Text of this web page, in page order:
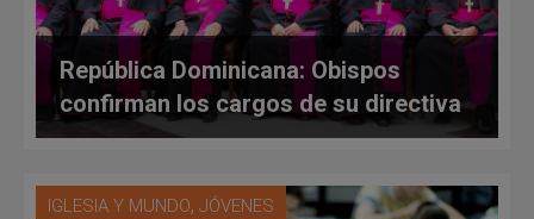
República Dominicana: Obispos
confirman los cargos de su directiva
IGLESIA Y MUNDO, JÓVENES